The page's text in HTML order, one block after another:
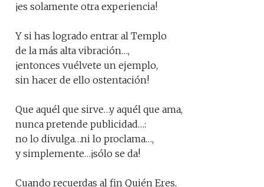
¡es solamente otra experiencia!
Y si has logrado entrar al Templo
de la más alta vibración…,
¡entonces vuélvete un ejemplo,
sin hacer de ello ostentación!
Que aquél que sirve…y aquél que ama,
nunca pretende publicidad…:
no lo divulga…ni lo proclama…,
y simplemente…¡sólo se da!
Cuando recuerdas al fin Quién Eres,